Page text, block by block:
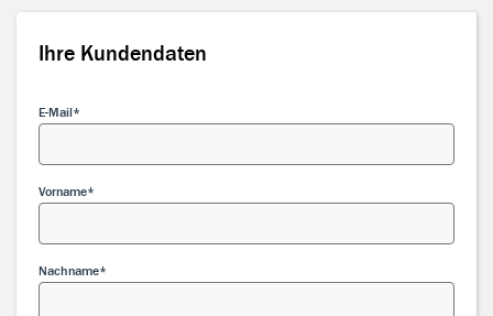
Ihre Kundendaten
E-Mail
Vorname
Nachname